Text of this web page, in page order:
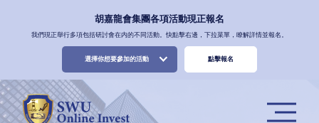
胡嘉龍會集團各項活動現正報名
我們現正舉行多項包括研討會在内的不同活動。快點擊右邊，下拉菜單，瞭解詳情並報名。
選擇你想要參加的活動 點擊報名